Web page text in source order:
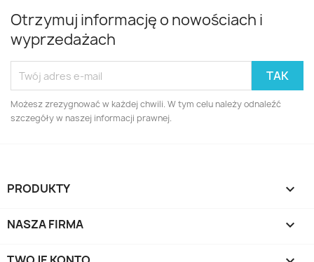
Otrzymuj informację o nowościach i
wyprzedażach
Możesz zrezygnować w każdej chwili. W tym celu należy odnaleźć
szczegóły w naszej informacji prawnej.
PRODUKTY 
NASZA FIRMA 